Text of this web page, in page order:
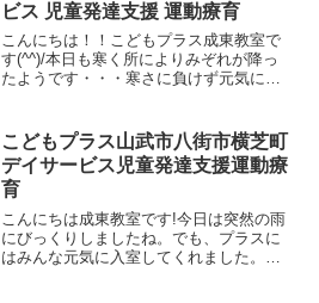
ビス 児童発達支援 運動療育
こんにちは！！こどもプラス成東教室で
す(^^)/本日も寒く所によりみぞれが降っ
たようです・・・寒さに負けず元気に運
身体コントロールなどドッジボール ル
ールの理解...
こどもプラス山武市八街市横芝町
デイサービス児童発達支援運動療
育
こんにちは成東教室です!今日は突然の雨
にびっくりしましたね。でも、プラスに
はみんな元気に入室してくれました。今